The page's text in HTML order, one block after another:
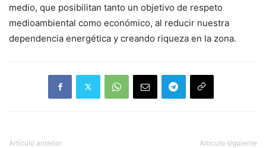
medio, que posibilitan tanto un objetivo de respeto
medioambiental como económico, al reducir nuestra
dependencia energética y creando riqueza en la zona.
Artículo anterior Artículo siguiente